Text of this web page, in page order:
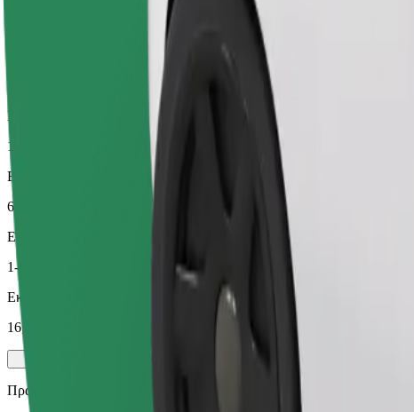
Μεγαλύτερα αυτοκίνητα με περισσότερο χώρο για τα πόδια και
Εκτιμώμενος χρόνος μετακίνησης
14 λ.
Εκτιμώμενη απόσταση
6 χλμ.
Επιβάτες
1-4
Εκτιμώμενη τιμή
16,60 PLN
Πράσινο